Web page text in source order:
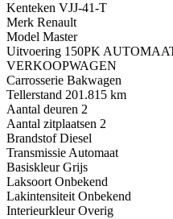
Kenteken VJJ-41-T
Merk Renault
Model Master
Uitvoering 150PK
VERKOOPWAGEN
Carrosserie Bakwagen
Tellerstand 201.815 km
Aantal deuren 2
Aantal zitplaatsen 2
Brandstof Diesel
Transmissie Automaat
Basiskleur Grijs
Laksoort Onbekend
Lakintensiteit Onbekend
Interieurkleur Overig